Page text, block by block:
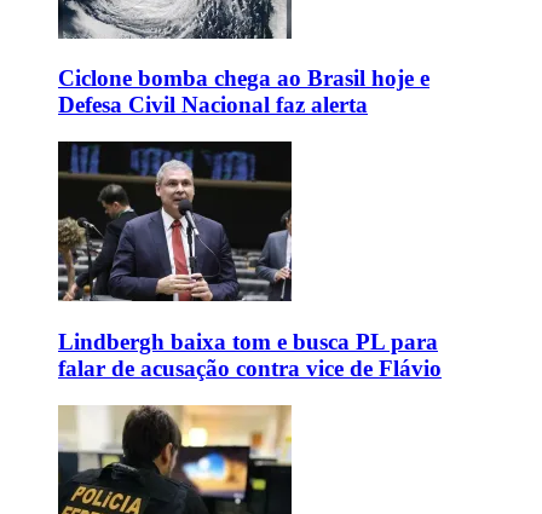
Ciclone bomba chega ao Brasil hoje e
Defesa Civil Nacional faz alerta
Lindbergh baixa tom e busca PL para
falar de acusação contra vice de Flávio